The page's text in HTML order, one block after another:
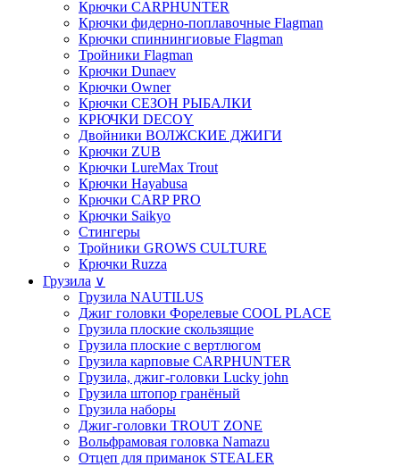
Крючки CARPHUNTER
Крючки фидерно-поплавочные Flagman
Крючки cпиннингиовые Flagman
Тройники Flagman
Крючки Dunaev
Крючки Owner
Крючки СЕЗОН РЫБАЛКИ
КРЮЧКИ DECOY
Двойники ВОЛЖСКИЕ ДЖИГИ
Крючки ZUB
Крючки LureMax Trout
Крючки Hayabusa
Крючки CARP PRO
Крючки Saikyo
Стингеры
Тройники GROWS CULTURE
Крючки Ruzza
Грузила ∨
Грузила NAUTILUS
Джиг головки Форелевые COOL PLACE
Грузила плоские скользящие
Грузила плоские с вертлюгом
Грузила карповые CARPHUNTER
Грузила, джиг-головки Lucky john
Грузила штопор гранёный
Грузила наборы
Джиг-головки TROUT ZONE
Вольфрамовая головка Namazu
Отцеп для приманок STEALER